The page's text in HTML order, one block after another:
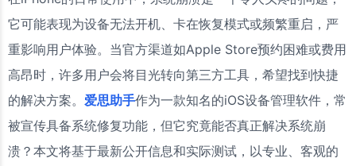
它可能表现为设备无法开机、卡在恢复模式或频繁重启，严
重影响用户体验。当官方渠道如Apple Store预约困难或费用
高昂时，许多用户会将目光转向第三方工具，希望找到快捷
的解决方案。 爱思助手作为一款知名的iOS设备管理软件，常
被宣传具备系统修复功能，但它究竟能否真正解决系统崩
溃？本文将基于最新公开信息和实际测试，以专业、客观的